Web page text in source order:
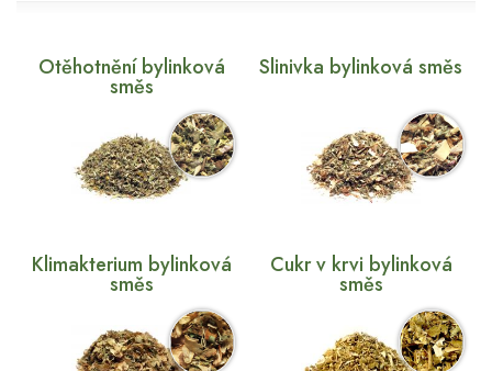
Otěhotnění bylinková
směs
Slinivka bylinková směs
Klimakterium bylinková
směs
Cukr v krvi bylinková
směs